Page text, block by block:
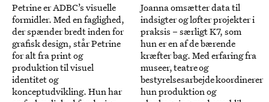
Petrine er ADBC’s visuelle
formidler. Med en faglighed,
der spænder bredt inden for
grafisk design, står Petrine
for alt fra print og
produktion til visuel
identitet og
konceptudvikling. Hun har
Joanna omsætter data til
indsigter og løfter projekter i
praksis – særligt K7, som
hun er en af de bærende
kræfter bag. Med erfaring fra
museer, teatre og
bestyrelsesarbejde koordinerer
hun produktion og